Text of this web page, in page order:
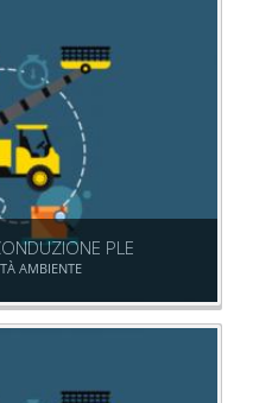
PLE
AMBIENTE